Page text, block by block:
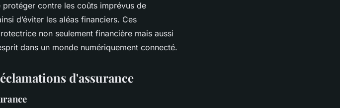
contre les coûts imprévus de
d’éviter les aléas financiers. Ces
non seulement financière mais aussi
dans un monde numériquement connecté.
d'assurance